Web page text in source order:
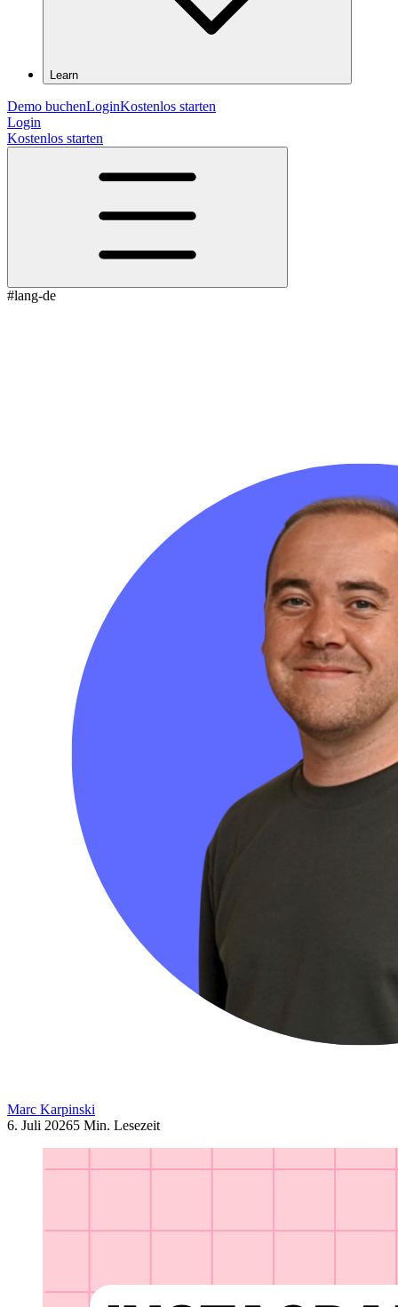
Learn
Demo buchenLoginKostenlos starten
Login
Kostenlos starten
#lang-de
Marc Karpinski
6. Juli 20265 Min. Lesezeit